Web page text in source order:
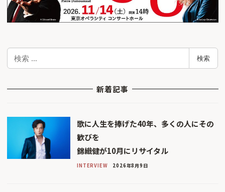
検
索
検索
新着記事
歌に人生を捧げた40年、多くの人にその
歓びを
錦織健が10月にリサイタル
INTERVIEW 2026年8月9日